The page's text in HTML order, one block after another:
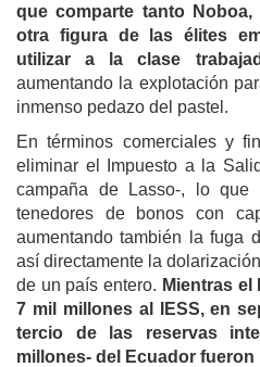
que comparte tanto
otra figura de las élites
utilizar a la clase
aumentando la explotación
inmenso pedazo del pastel.
En términos comerciales y
eliminar el Impuesto a la
campaña de Lasso-, lo que
tenedores de bonos con
aumentando también la fuga
así directamente la
de un país entero. Mientras el
7 mil millones al IESS, en
tercio de las reservas
millones- del Ecuador